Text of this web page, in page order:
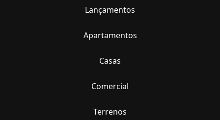
Lançamentos
Apartamentos
Casas
Comercial
Terrenos